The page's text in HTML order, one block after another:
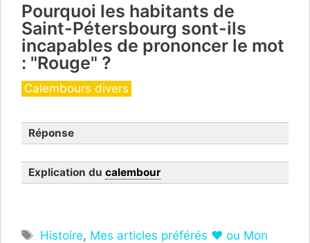
Pourquoi les habitants de
Saint-Pétersbourg sont-ils
incapables de prononcer le mot
: "Rouge" ?
Catégories
Calembours divers
Réponse
Explication du calembour
Étiquettes
Histoire, Mes articles préférés ❤ ou Mon